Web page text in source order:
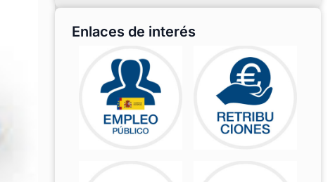
Enlaces de interés